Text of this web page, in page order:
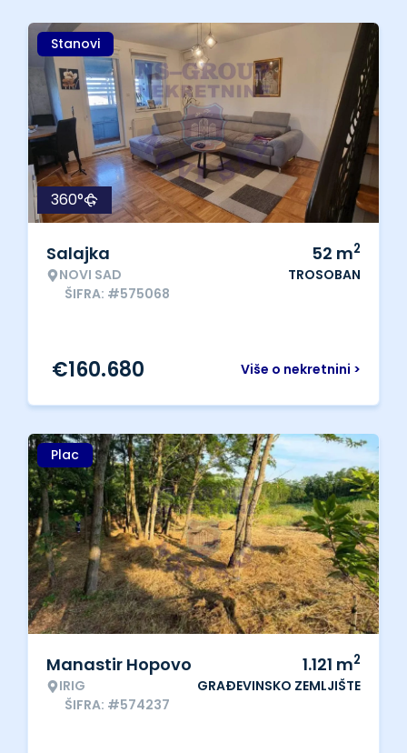
Stanovi
360°
Salajka
NOVI SAD
ŠIFRA: #575068
52 m2
TROSOBAN
Više o nekretnini >
€160.680
Plac
Manastir Hopovo
IRIG
ŠIFRA: #574237
1.121 m2
GRAĐEVINSKO ZEMLJIŠTE